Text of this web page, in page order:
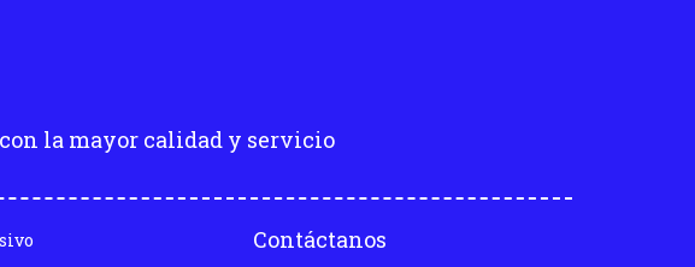
la mayor calidad y servicio
Contáctanos